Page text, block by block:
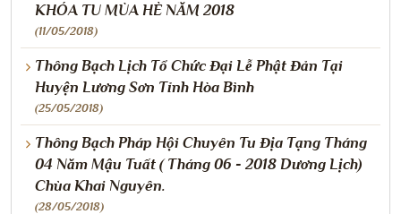
KHÓA TU MÙA HÈ NĂM 2018
(11/05/2018)
Thông Bạch Lịch Tổ Chức Đại Lễ Phật Đản Tại
Huyện Lương Sơn Tỉnh Hòa Bình
(25/05/2018)
Thông Bạch Pháp Hội Chuyên Tu Địa Tạng Tháng
04 Năm Mậu Tuất ( Tháng 06 - 2018 Dương Lịch)
Chùa Khai Nguyên.
(28/05/2018)